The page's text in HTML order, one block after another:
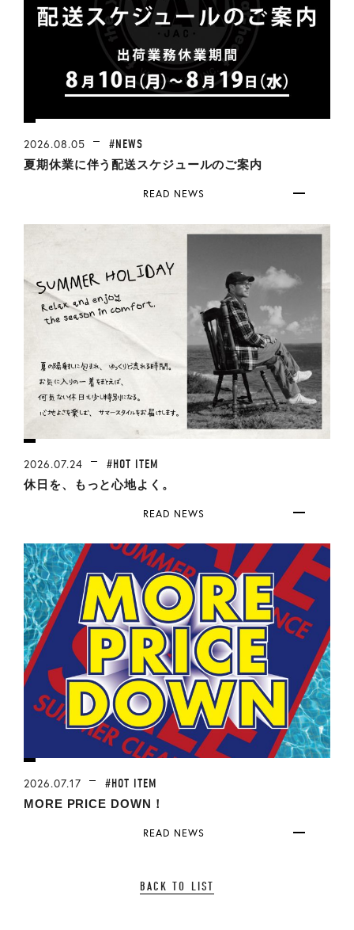
2026.08.05 #NEWS
夏期休業に伴う配送スケジュールのご案内
READ NEWS
2026.07.24 #HOT ITEM
休日を、もっと心地よく。
READ NEWS
2026.07.17 #HOT ITEM
MORE PRICE DOWN！
READ NEWS
BACK TO LIST